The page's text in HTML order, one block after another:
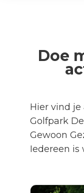
Doe
Hier vind
Golfpark
Gewoon
Iedereen is